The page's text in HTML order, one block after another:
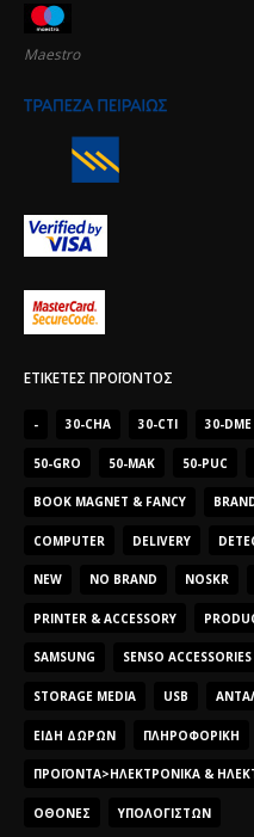
Maestro
ΕΤΙΚΈΤΕΣ ΠΡΟΪΌΝΤΟΣ
- 30-CHA 30-CTI 30-DME
50-GRO 50-MAK 50-PUC
BOOK MAGNET & FANCY
COMPUTER DELIVERY
NEW NO BRAND NOSKR
PRINTER & ACCESSORY
SAMSUNG SENSO ACCESSORIES
STORAGE MEDIA USB
ΕΊΔΗ ΔΏΡΩΝ ΠΛΗΡΟΦΟΡΙΚΉ
ΠΡΟΪΌΝΤΑ>ΗΛΕΚΤΡΟΝΙΚΆ &
ΟΘΌΝΕΣ ΥΠΟΛΟΓΙΣΤΏΝ